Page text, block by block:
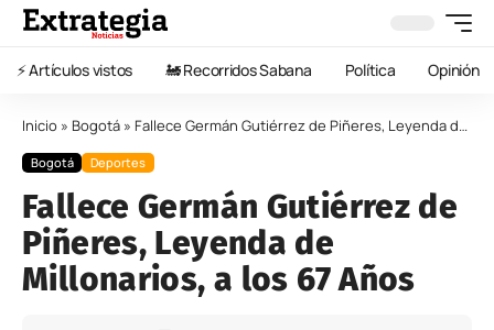
⚡️ Artículos vistos 🚂 Recorridos Sabana Política Opinión
Inicio » Bogotá » Fallece Germán Gutiérrez de Piñeres, Leyenda de Millonarios, a los 67 Años
Bogotá Deportes
Fallece Germán Gutiérrez de
Piñeres, Leyenda de
Millonarios, a los 67 Años